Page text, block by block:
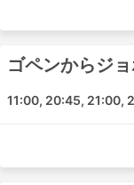
新しい都市間
けるために郊
可能性があ
限があり、
ため、価格
ゴペンからジ
11:00, 20:45, 21:00,